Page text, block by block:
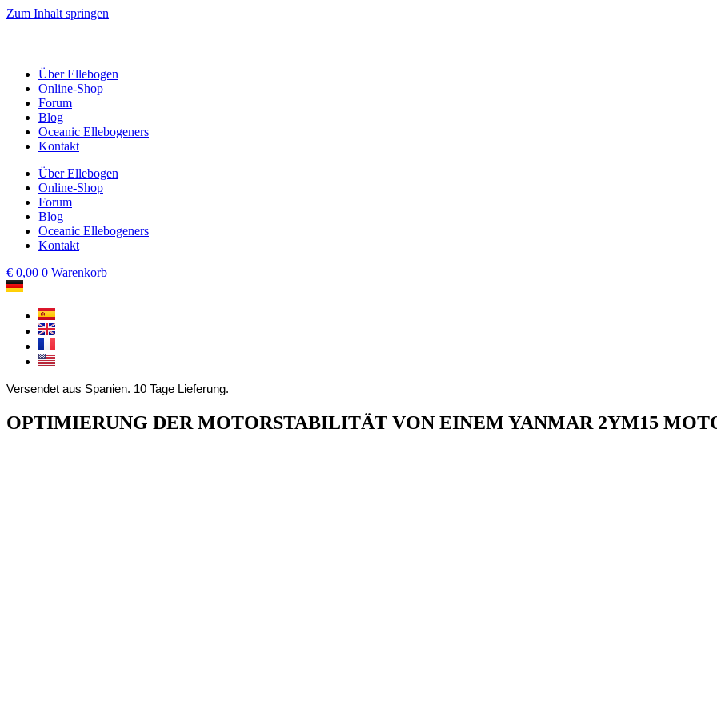
Zum Inhalt springen
Über Ellebogen
Online-Shop
Forum
Blog
Oceanic Ellebogeners
Kontakt
Über Ellebogen
Online-Shop
Forum
Blog
Oceanic Ellebogeners
Kontakt
€ 0,00 0 Warenkorb
Versendet aus Spanien. 10 Tage Lieferung.
OPTIMIERUNG DER MOTORSTABILITÄT VON EINEM YANMAR 2YM15